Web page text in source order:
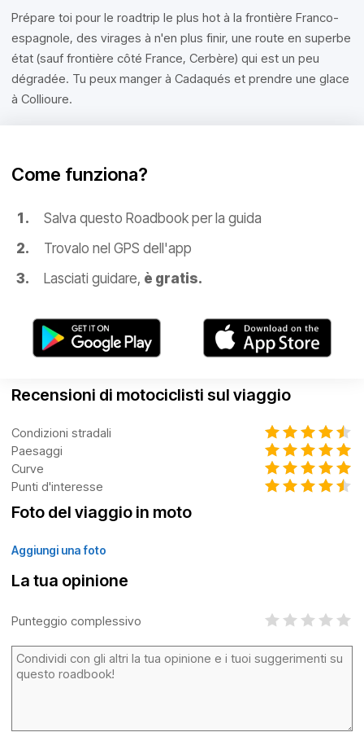
Prépare toi pour le roadtrip le plus hot à la frontière Franco-
espagnole, des virages à n'en plus finir, une route en superbe
état (sauf frontière côté France, Cerbère) qui est un peu
dégradée. Tu peux manger à Cadaqués et prendre une glace
à Collioure.
Come funziona?
Salva questo Roadbook per la guida
Trovalo nel GPS dell'app
Lasciati guidare, è gratis.
Recensioni di motociclisti sul viaggio
Condizioni stradali
Paesaggi
Curve
Punti d'interesse
Foto del viaggio in moto
Aggiungi una foto
La tua opinione
Punteggio complessivo